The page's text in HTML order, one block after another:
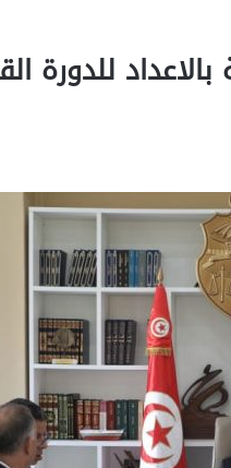
للدورة